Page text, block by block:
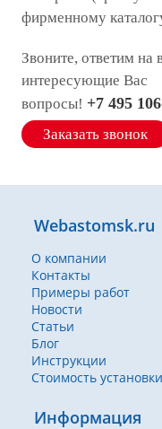
фирменному
Звоните, ответим на
интересующие Вас
вопросы! +7 495
Заказать звонок
Webastomsk.ru
О компании
Контакты
Примеры работ
Новости
Статьи
Блог
Инструкции
Стоимость установки
Информация